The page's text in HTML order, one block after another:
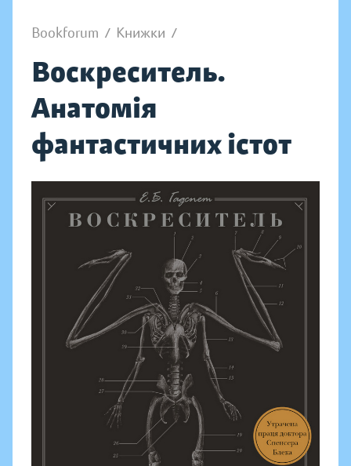
Bookforum / Книжки /
Воскреситель.
Анатомія
фантастичних істот